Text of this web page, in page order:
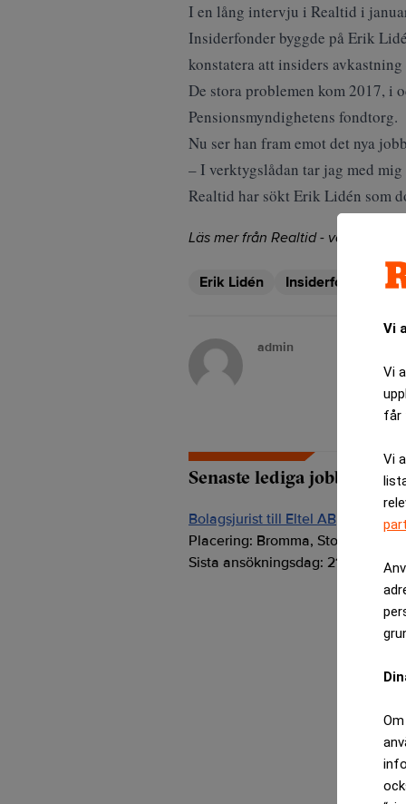
Vi
Vi
får
Vi
I en lång intervju i Realtid i
Insiderfonder byggde på Erik
konstatera att insiders
De stora problemen kom 2017, i
Pensionsmyndighetens fondtorg.
Nu ser han fram emot det nya
– I verktygslådan tar jag med
Realtid har sökt Erik Lidén som
Läs mer från Realtid - vårt
Erik Lidén Insiderfonder
admin
Senaste lediga jobben
Bolagsjurist till Eltel AB
Placering: Bromma, Stockholm
Sista ansökningsdag: 21/08/2026